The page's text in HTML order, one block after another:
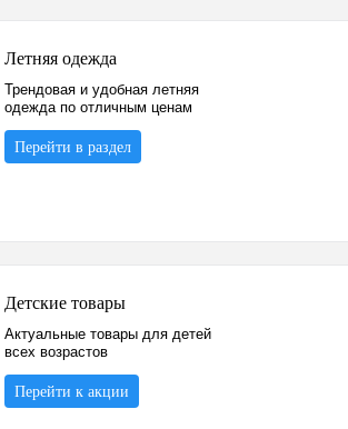
Летняя одежда
Трендовая и удобная летняя
одежда по отличным ценам
Перейти в раздел
Детские товары
Актуальные товары для детей
всех возрастов
Перейти к акции